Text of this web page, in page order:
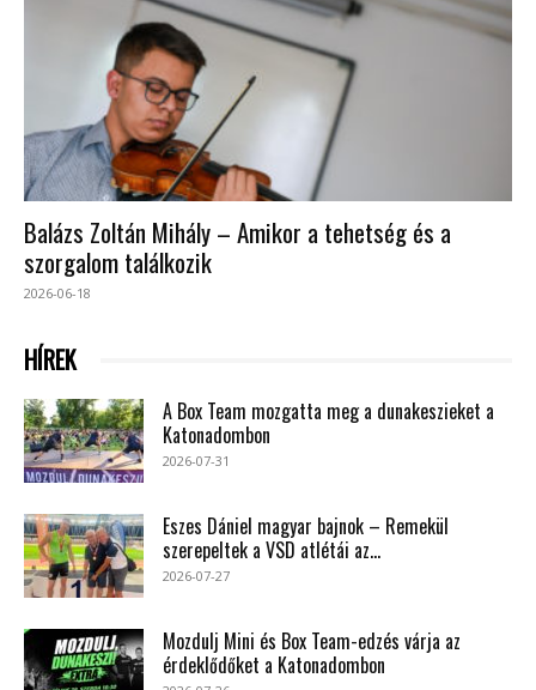
Balázs Zoltán Mihály – Amikor a tehetség és a
szorgalom találkozik
2026-06-18
HÍREK
A Box Team mozgatta meg a dunakeszieket a
Katonadombon
2026-07-31
Eszes Dániel magyar bajnok – Remekül
szerepeltek a VSD atlétái az...
2026-07-27
Mozdulj Mini és Box Team-edzés várja az
érdeklődőket a Katonadombon